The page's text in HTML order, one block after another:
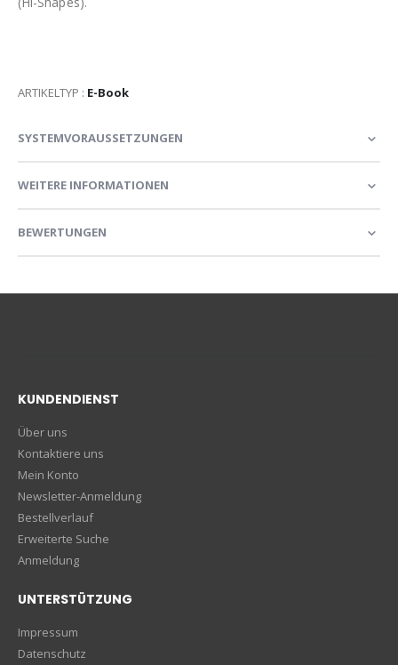
ARTIKELTYP : E-Book
SYSTEMVORAUSSETZUNGEN
WEITERE INFORMATIONEN
BEWERTUNGEN
KUNDENDIENST
Über uns
Kontaktiere uns
Mein Konto
Newsletter-Anmeldung
Bestellverlauf
Erweiterte Suche
Anmeldung
UNTERSTÜTZUNG
Impressum
Datenschutz